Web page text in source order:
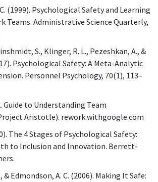
(1999). Psychological Safety and Learning
Teams. Administrative Science Quarterly,
S., Klinger, R. L., Pezeshkan, A., &
Psychological Safety: A Meta-Analytic
Personnel Psychology, 70(1), 113–
Guide to Understanding Team
Aristotle). rework.withgoogle.com
The 4 Stages of Psychological Safety:
to Inclusion and Innovation. Berrett-
& Edmondson, A. C. (2006). Making It Safe: